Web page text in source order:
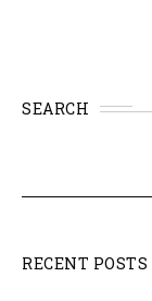
SEARCH
RECENT POSTS